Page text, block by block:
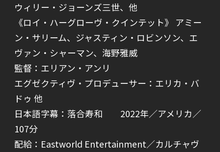
ウィリー・ジョーンズ三世、他
《ロイ・ハーグローヴ・クインテット》 アミー
ン・サリーム、ジャスティン・ロビンソン、エ
ヴァン・シャーマン、海野雅威
監督：エリアン・アンリ
エグゼクティヴ・プロデューサー：エリカ・バ
ドゥ 他
日本語字幕：落合寿和 2022年／アメリカ／
107分
配給：Eastworld Entertainment／カルチャヴ